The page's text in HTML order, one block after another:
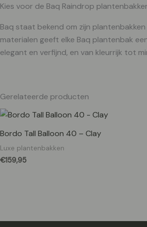
Kies voor de Baq Raindrop
Baq staat bekend om zijn
materialen geeft elke Baq plantenbak
elegant en verfijnd, en van kleurrijk tot
Gerelateerde producten
Bordo Tall Balloon 40 – Clay
Luxe plantenbakken
€159,95